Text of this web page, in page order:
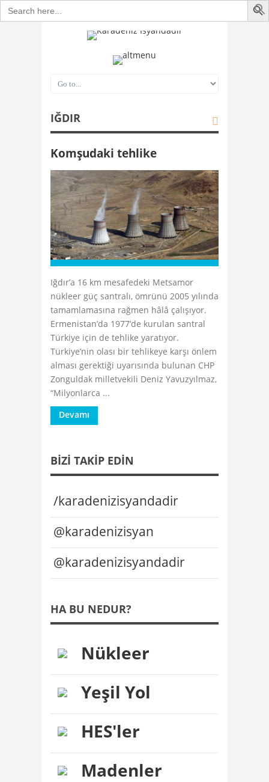
Search
for:
IĞDIR
Komşudaki tehlike
Iğdır’a 16 km mesafedeki Metsamor
nükleer güç santralı, ömrünü 2005 yılında
tamamlamasına rağmen hâlâ çalışıyor.
Ermenistan’da 1977’de kurulan santral
Türkiye için de tehlike yaratıyor.
Türkiye’nin olası bir tehlikeye karşı önlem
alması gerektiği uyarısında bulunan CHP
Zonguldak milletvekili Deniz Yavuzyılmaz,
“Milyonlarca ...
Devamı
BIZI TAKIP EDIN
/karadenizisyandadir
@karadenizisyan
@karadenizisyandadir
HA BU NEDUR?
Nükleer
Yeşil Yol
HES'ler
Madenler